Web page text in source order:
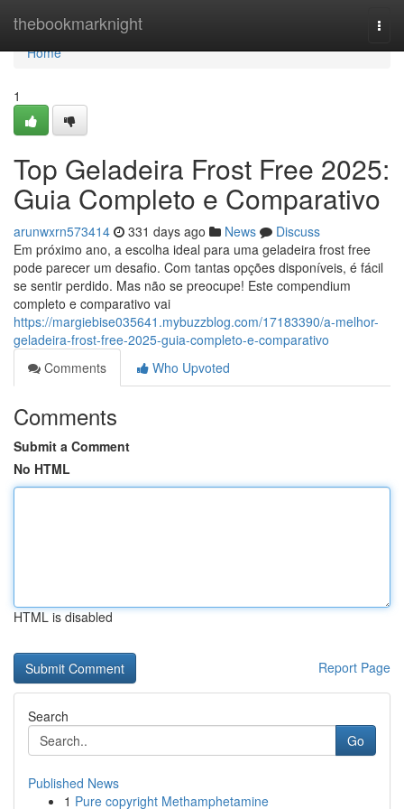
thebookmarknight
Home
Home
1
Top Geladeira Frost Free 2025:
Guia Completo e Comparativo
arunwxrn573414 331 days ago News
Discuss
Em próximo ano, a escolha ideal para uma geladeira frost free
pode parecer um desafio. Com tantas opções disponíveis, é fácil
se sentir perdido. Mas não se preocupe! Este compendium
completo e comparativo vai
https://margiebise035641.mybuzzblog.com/17183390/a-melhor-
geladeira-frost-free-2025-guia-completo-e-comparativo
Comments
Who Upvoted
Comments
Submit a Comment
No HTML
HTML is disabled
Report Page
Search
Go
Published News
1 Pure copyright Methamphetamine